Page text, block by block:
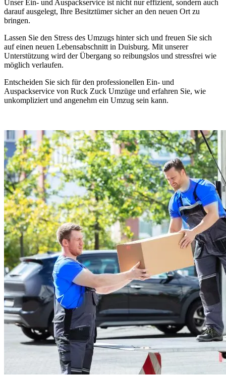
Unser Ein- und Auspackservice ist nicht nur effizient, sondern auch
darauf ausgelegt, Ihre Besitztümer sicher an den neuen Ort zu
bringen.
Lassen Sie den Stress des Umzugs hinter sich und freuen Sie sich
auf einen neuen Lebensabschnitt in Duisburg. Mit unserer
Unterstützung wird der Übergang so reibungslos und stressfrei wie
möglich verlaufen.
Entscheiden Sie sich für den professionellen Ein- und
Auspackservice von Ruck Zuck Umzüge und erfahren Sie, wie
unkompliziert und angenehm ein Umzug sein kann.